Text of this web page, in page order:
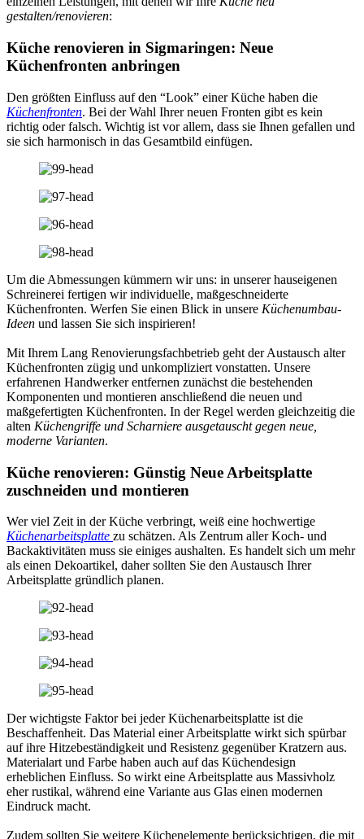
gestalten/renovieren:
Küche renovieren in Sigmaringen: Neue
Küchenfronten anbringen
Den größten Einfluss auf den “Look” einer Küche haben die
Küchenfronten. Bei der Wahl Ihrer neuen Fronten gibt es kein
richtig oder falsch. Wichtig ist vor allem, dass sie Ihnen gefallen und
sie sich harmonisch in das Gesamtbild einfügen.
Um die Abmessungen kümmern wir uns: in unserer hauseigenen
Schreinerei fertigen wir individuelle, maßgeschneiderte
Küchenfronten. Werfen Sie einen Blick in unsere Küchenumbau-
Ideen und lassen Sie sich inspirieren!
Mit Ihrem Lang Renovierungsfachbetrieb geht der Austausch alter
Küchenfronten zügig und unkompliziert vonstatten. Unsere
erfahrenen Handwerker entfernen zunächst die bestehenden
Komponenten und montieren anschließend die neuen und
maßgefertigten Küchenfronten. In der Regel werden gleichzeitig die
alten Küchengriffe und Scharniere ausgetauscht gegen neue,
moderne Varianten.
Küche renovieren: Günstig Neue Arbeitsplatte
zuschneiden und montieren
Wer viel Zeit in der Küche verbringt, weiß eine hochwertige
Küchenarbeitsplatte zu schätzen. Als Zentrum aller Koch- und
Backaktivitäten muss sie einiges aushalten. Es handelt sich um mehr
als einen Dekoartikel, daher sollten Sie den Austausch Ihrer
Arbeitsplatte gründlich planen.
Der wichtigste Faktor bei jeder Küchenarbeitsplatte ist die
Beschaffenheit. Das Material einer Arbeitsplatte wirkt sich spürbar
auf ihre Hitzebeständigkeit und Resistenz gegenüber Kratzern aus.
Materialart und Farbe haben auch auf das Küchendesign
erheblichen Einfluss. So wirkt eine Arbeitsplatte aus Massivholz
eher rustikal, während eine Variante aus Glas einen modernen
Eindruck macht.
Zudem sollten Sie weitere Küchenelemente berücksichtigen, die mit